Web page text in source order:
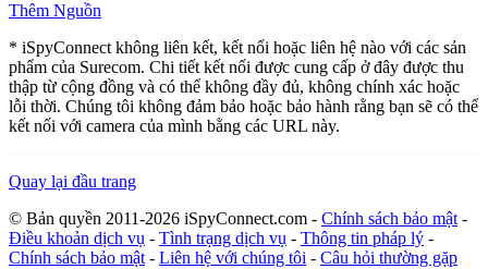
Thêm Nguồn
* iSpyConnect không liên kết, kết nối hoặc liên hệ nào với các sản
phẩm của Surecom. Chi tiết kết nối được cung cấp ở đây được thu
thập từ cộng đồng và có thể không đầy đủ, không chính xác hoặc
lỗi thời. Chúng tôi không đảm bảo hoặc bảo hành rằng bạn sẽ có thể
kết nối với camera của mình bằng các URL này.
Quay lại đầu trang
© Bản quyền 2011-2026 iSpyConnect.com - Chính sách bảo mật -
Điều khoản dịch vụ - Tình trạng dịch vụ - Thông tin pháp lý -
Chính sách bảo mật - Liên hệ với chúng tôi - Câu hỏi thường gặp